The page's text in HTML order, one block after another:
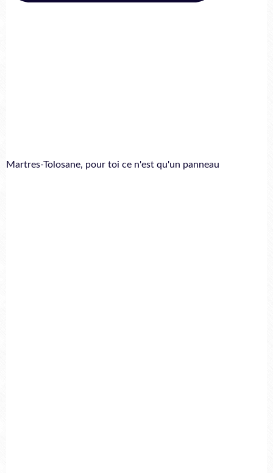
Martres-Tolosane, pour toi ce n'est qu'un panneau